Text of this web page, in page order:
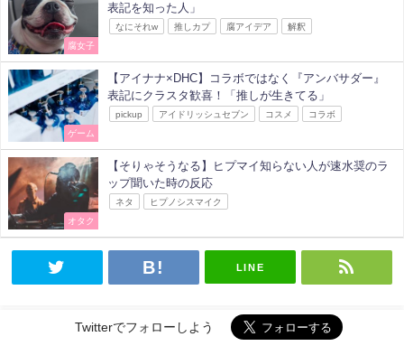
腐女子
表記を知った人」
なにそれw 推しカプ 腐アイデア 解釈
ゲーム
【アイナナ×DHC】コラボではなく『アンバサダー』
表記にクラスタ歓喜！「推しが生きてる」
pickup アイドリッシュセブン コスメ コラボ
オタク
【そりゃそうなる】ヒプマイ知らない人が速水奨のラ
ップ聞いた時の反応
ネタ ヒプノシスマイク
LINE
Twitterでフォローしよう